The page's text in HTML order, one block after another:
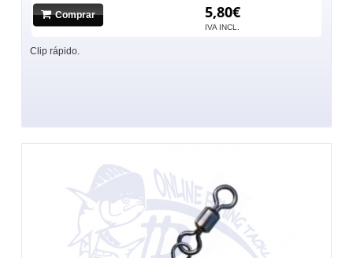
Comprar 5,80€
IVA INCL.
Clip rápido.